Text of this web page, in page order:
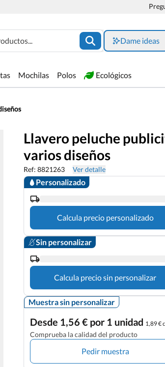
Dame ideas
Mochilas Polos Ecológicos
Llavero peluche
varios diseños
Ref: 8821263 Ver detalle
Personalizado
Calcula precio personalizado
Sin personalizar
Calcula precio sin personalizar
Muestra sin personalizar
Desde 1,56 € por 1 unidad 1,89 €
Comprueba la calidad del producto
Pedir muestra